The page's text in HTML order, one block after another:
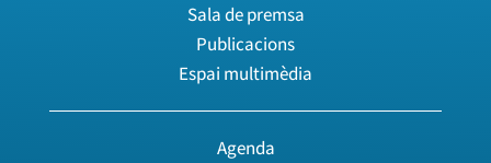
Sala de premsa
Publicacions
Espai multimèdia
Agenda